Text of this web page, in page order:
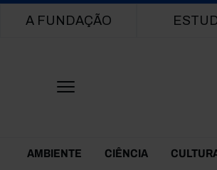
Main navigation
A FUNDAÇÃO
Themes Menu
AMBIENTE CIÊNCIA